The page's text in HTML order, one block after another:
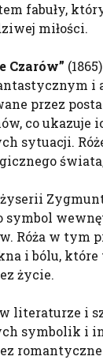
fabuły,
miłości.
Czarów”
i
przez
co ukazuje
sytuacji.
Róża w tym
i bólu,
życie.
literaturze i
symbolik i